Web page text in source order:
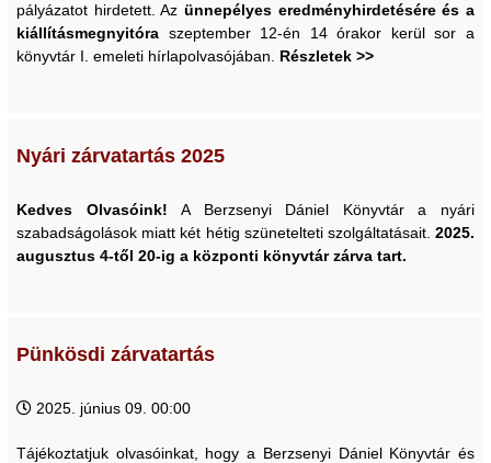
pályázatot hirdetett. Az ünnepélyes eredményhirdetésére és a
kiállításmegnyitóra szeptember 12-én 14 órakor kerül sor a
könyvtár I. emeleti hírlapolvasójában. Részletek >>
Nyári zárvatartás 2025
Kedves Olvasóink!A Berzsenyi Dániel Könyvtár a nyári
szabadságolások miatt két hétig szünetelteti szolgáltatásait. 2025.
augusztus 4-től 20-ig a központi könyvtár zárva tart.
Pünkösdi zárvatartás
2025. június 09. 00:00
Tájékoztatjuk olvasóinkat, hogy a Berzsenyi Dániel Könyvtár és